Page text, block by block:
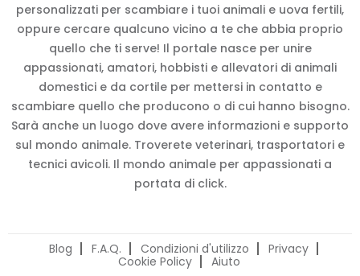
personalizzati per scambiare i tuoi animali e uova fertili,
oppure cercare qualcuno vicino a te che abbia proprio
quello che ti serve! Il portale nasce per unire
appassionati, amatori, hobbisti e allevatori di animali
domestici e da cortile per mettersi in contatto e
scambiare quello che producono o di cui hanno bisogno.
Sarà anche un luogo dove avere informazioni e supporto
sul mondo animale. Troverete veterinari, trasportatori e
tecnici avicoli. Il mondo animale per appassionati a
portata di click.
Blog F.A.Q. Condizioni d'utilizzo
Privacy
Cookie Policy
Aiuto